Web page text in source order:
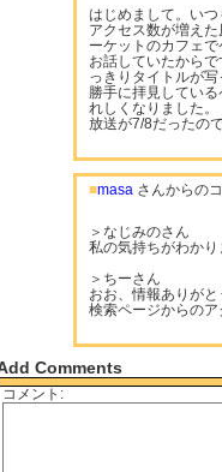
はじめまして。い
アクセス数が増え
ーケットのカフェ
お話していたから
っきりタイトルが
勝手に拝見してい
れしくなりました。
放送が7/8だったの
■masa さんからの
＞なじみのさん
私の気持ちがわかり
＞ちーさん
おお、情報ありが
検索ページからの
Comments
コメント: